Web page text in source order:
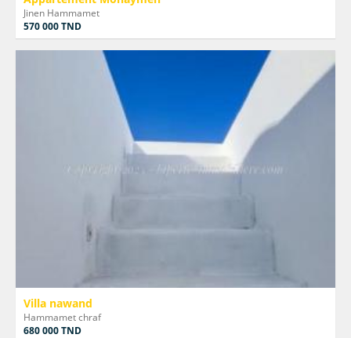
Jinen Hammamet
570 000 TND
Villa nawand
Hammamet chraf
680 000 TND